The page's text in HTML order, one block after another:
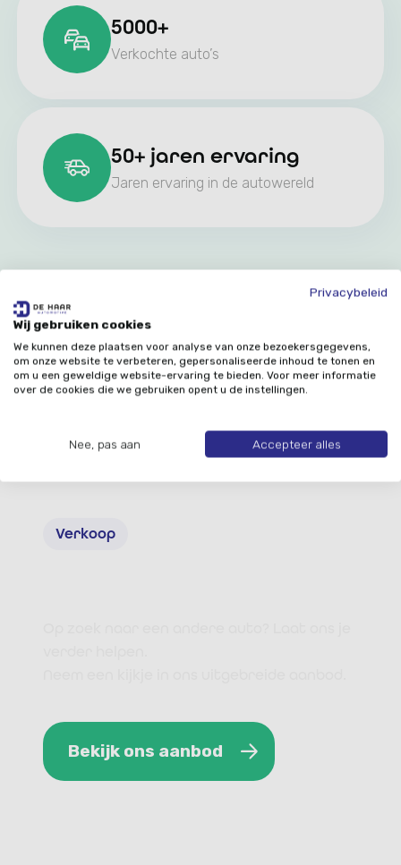
5000+
Verkochte auto’s
50+ jaren ervaring
Jaren ervaring in de autowereld
Verkoop
Bekijk ons aanbod
Privacybeleid
Wij gebruiken cookies
We kunnen deze plaatsen voor analyse van onze bezoekersgegevens,
om onze website te verbeteren, gepersonaliseerde inhoud te tonen en
om u een geweldige website-ervaring te bieden. Voor meer informatie
over de cookies die we gebruiken opent u de instellingen.
Nee, pas aan Accepteer alles